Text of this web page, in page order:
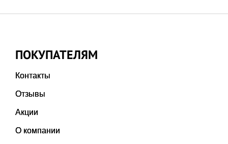
ПОКУПАТЕЛЯМ
Контакты
Отзывы
Акции
О компании